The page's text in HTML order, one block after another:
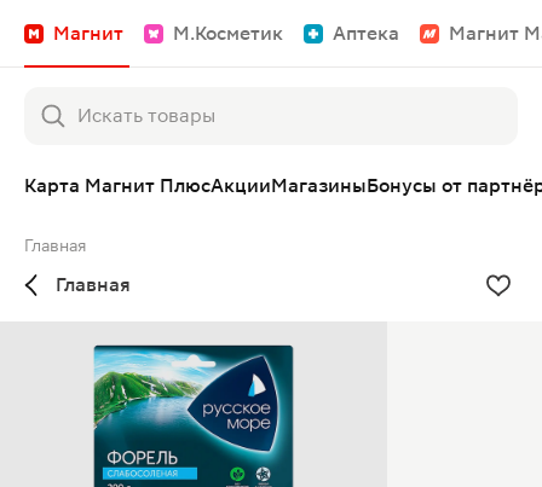
Магнит М.Косметик Аптека Магнит
Карта Магнит ПлюсАкцииМагазиныБонусы от
Главная
Главная